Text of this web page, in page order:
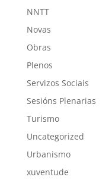
NNTT
Novas
Obras
Plenos
Servizos Sociais
Sesións Plenarias
Turismo
Uncategorized
Urbanismo
xuventude